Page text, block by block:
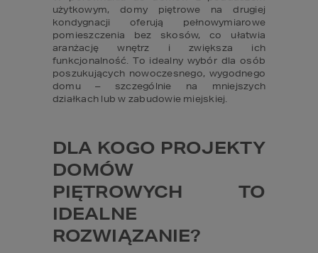
użytkowym, domy piętrowe na drugiej
kondygnacji oferują pełnowymiarowe
pomieszczenia bez skosów, co ułatwia
aranżację wnętrz i zwiększa ich
funkcjonalność. To idealny wybór dla osób
poszukujących nowoczesnego, wygodnego
domu – szczególnie na mniejszych
działkach lub w zabudowie miejskiej.
DLA KOGO PROJEKTY
DOMÓW
PIĘTROWYCH TO
IDEALNE
ROZWIĄZANIE?